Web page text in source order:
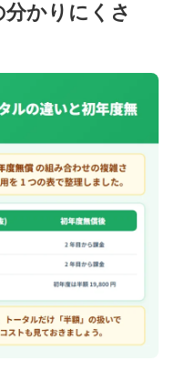
かりにくさ